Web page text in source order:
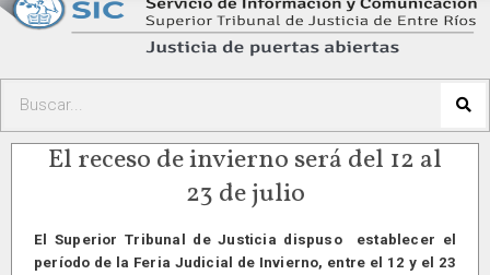
El receso de invierno será del 12 al
23 de julio
El Superior Tribunal de Justicia dispuso establecer el
período de la Feria Judicial de Invierno, entre el 12 y el 23